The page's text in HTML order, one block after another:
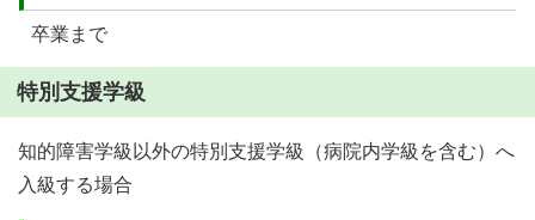
卒業まで
特別支援学級
知的障害学級以外の特別支援学級（病院内学級を含む）へ
入級する場合